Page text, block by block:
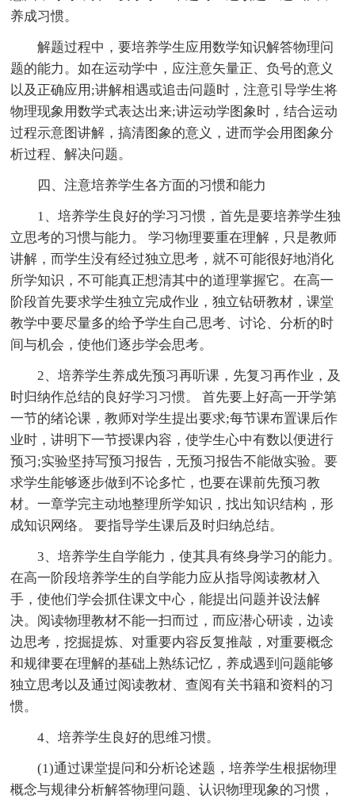
养成习惯。
解题过程中，要培养学生应用数学知识解答物理问
题的能力。如在运动学中，应注意矢量正、负号的意义
以及正确应用;讲解相遇或追击问题时，注意引导学生将
物理现象用数学式表达出来;讲运动学图象时，结合运动
过程示意图讲解，搞清图象的意义，进而学会用图象分
析过程、解决问题。
四、注意培养学生各方面的习惯和能力
1、培养学生良好的学习习惯，首先是要培养学生独
立思考的习惯与能力。 学习物理要重在理解，只是教师
讲解，而学生没有经过独立思考，就不可能很好地消化
所学知识，不可能真正想清其中的道理掌握它。在高一
阶段首先要求学生独立完成作业，独立钻研教材，课堂
教学中要尽量多的给予学生自己思考、讨论、分析的时
间与机会，使他们逐步学会思考。
2、培养学生养成先预习再听课，先复习再作业，及
时归纳作总结的良好学习习惯。 首先要上好高一开学第
一节的绪论课，教师对学生提出要求;每节课布置课后作
业时，讲明下一节授课内容，使学生心中有数以便进行
预习;实验坚持写预习报告，无预习报告不能做实验。要
求学生能够逐步做到不论多忙，也要在课前先预习教
材。一章学完主动地整理所学知识，找出知识结构，形
成知识网络。 要指导学生课后及时归纳总结。
3、培养学生自学能力，使其具有终身学习的能力。
在高一阶段培养学生的自学能力应从指导阅读教材入
手，使他们学会抓住课文中心，能提出问题并设法解
决。阅读物理教材不能一扫而过，而应潜心研读，边读
边思考，挖掘提炼、对重要内容反复推敲，对重要概念
和规律要在理解的基础上熟练记忆，养成遇到问题能够
独立思考以及通过阅读教材、查阅有关书籍和资料的习
惯。
4、培养学生良好的思维习惯。
(1)通过课堂提问和分析论述题，培养学生根据物理
概念与规律分析解答物理问题、认识物理现象的习惯，